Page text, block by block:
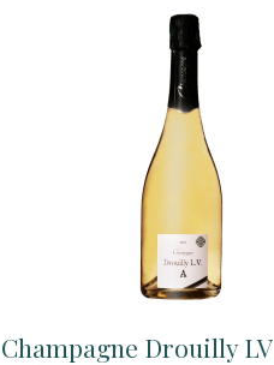
Champagne Drouilly LV